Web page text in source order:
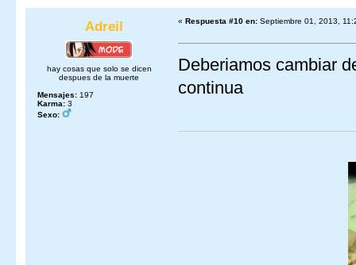
Adreil
hay cosas que solo se dicen
despues de la muerte
Mensajes: 197
Karma: 3
Sexo:
« Respuesta #10 en: Septiembre 01, 2013,
Deberiamos cambiar
continua